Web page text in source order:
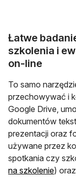
Łatwe
szkolenia i
on-line
To samo
przechowywać i
Google Drive,
dokumentów
prezentacji oraz
używane przez
spotkania czy
na szkolenie)